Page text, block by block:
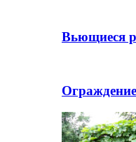
Вьющиеся